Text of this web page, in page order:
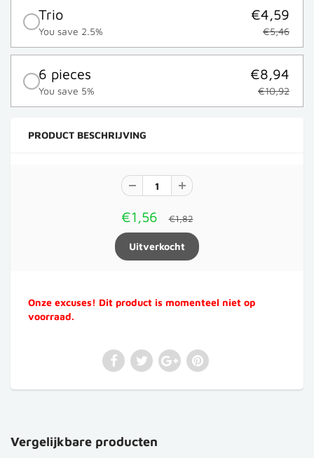
Trio
You save 2.5%
€4,59
€5,46
6 pieces
You save 5%
€8,94
€10,92
PRODUCT BESCHRIJVING
€1,56 €1,82
Onze excuses! Dit product is momenteel niet op
voorraad.
Vergelijkbare producten